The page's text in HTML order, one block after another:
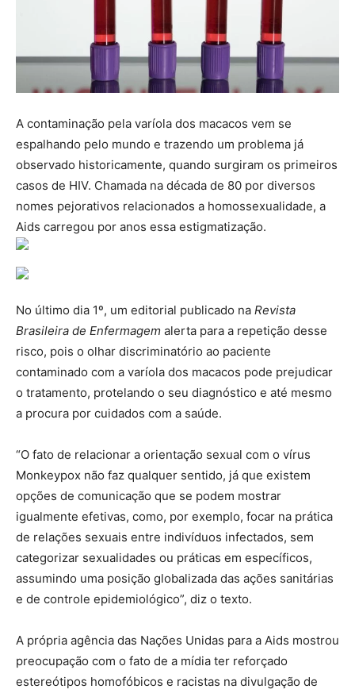
A contaminação pela varíola dos macacos vem se
espalhando pelo mundo e trazendo um problema já
observado historicamente, quando surgiram os primeiros
casos de HIV. Chamada na década de 80 por diversos
nomes pejorativos relacionados a homossexualidade, a
Aids carregou por anos essa estigmatização.
No último dia 1º, um editorial publicado na Revista
Brasileira de Enfermagem alerta para a repetição desse
risco, pois o olhar discriminatório ao paciente
contaminado com a varíola dos macacos pode prejudicar
o tratamento, protelando o seu diagnóstico e até mesmo
a procura por cuidados com a saúde.
“O fato de relacionar a orientação sexual com o vírus
Monkeypox não faz qualquer sentido, já que existem
opções de comunicação que se podem mostrar
igualmente efetivas, como, por exemplo, focar na prática
de relações sexuais entre indivíduos infectados, sem
categorizar sexualidades ou práticas em específicos,
assumindo uma posição globalizada das ações sanitárias
e de controle epidemiológico”, diz o texto.
A própria agência das Nações Unidas para a Aids mostrou
preocupação com o fato de a mídia ter reforçado
estereótipos homofóbicos e racistas na divulgação de